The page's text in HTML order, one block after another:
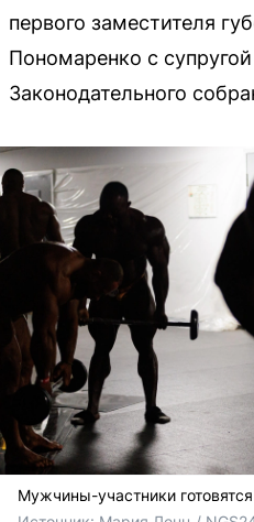
первого заместителя
Пономаренко с
Законодательного
Мужчины-участники